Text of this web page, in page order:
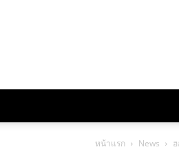
หน้าแรก News